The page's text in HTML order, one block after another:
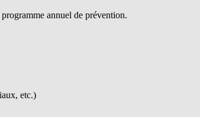
annuel de prévention.
etc.)